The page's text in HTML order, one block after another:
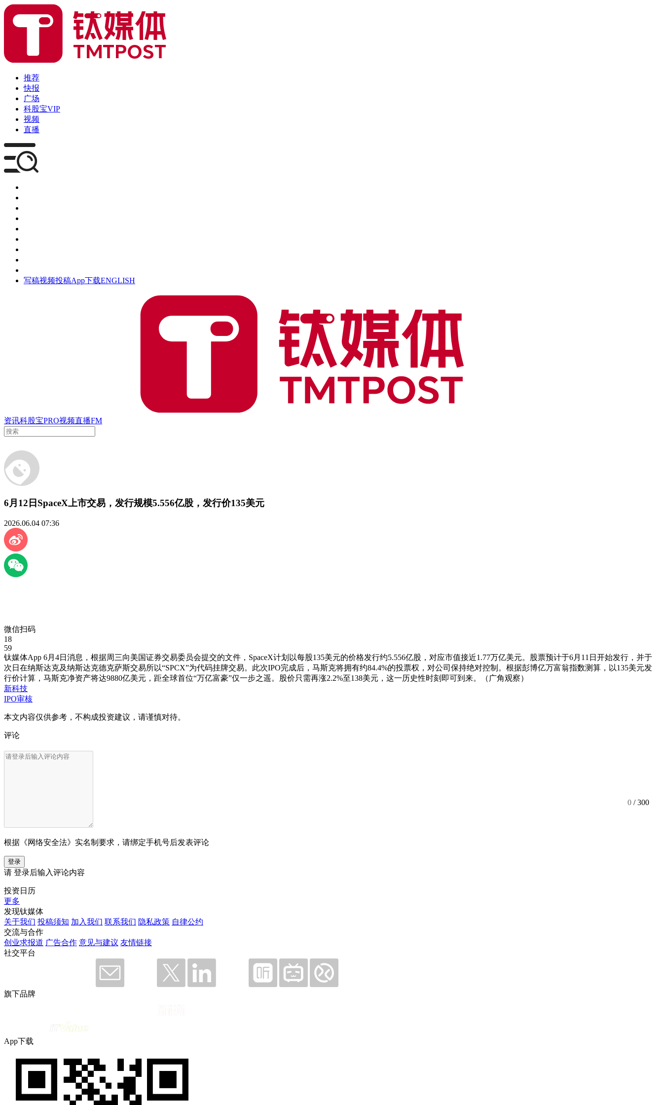
推荐
快报
广场
科股宝VIP
视频
直播
写稿视频投稿App下载ENGLISH
资讯科股宝PRO视频直播FM
6月12日SpaceX上市交易，发行规模5.556亿股，发行价135美元
2026.06.04 07:36
微信扫码
18
59
钛媒体App 6月4日消息，根据周三向美国证券交易委员会提交的文件，SpaceX计划以每股135美元的价格发行约5.556亿股，对应市值接近1.77万亿美元。股票预计于6月11日开始发行，并于
次日在纳斯达克及纳斯达克德克萨斯交易所以“SPCX”为代码挂牌交易。此次IPO完成后，马斯克将拥有约84.4%的投票权，对公司保持绝对控制。根据彭博亿万富翁指数测算，以135美元发
行价计算，马斯克净资产将达9880亿美元，距全球首位“万亿富豪”仅一步之遥。股价只需再涨2.2%至138美元，这一历史性时刻即可到来。（广角观察）
新科技
IPO审核
本文内容仅供参考，不构成投资建议，请谨慎对待。
评论
0 / 300
根据《网络安全法》实名制要求，请绑定手机号后发表评论
登录
请 登录后输入评论内容
投资日历
更多
发现钛媒体
关于我们 投稿须知 加入我们 联系我们 隐私政策 自律公约
交流与合作
创业求报道 广告合作 意见与建议 友情链接
社交平台
旗下品牌
App下载